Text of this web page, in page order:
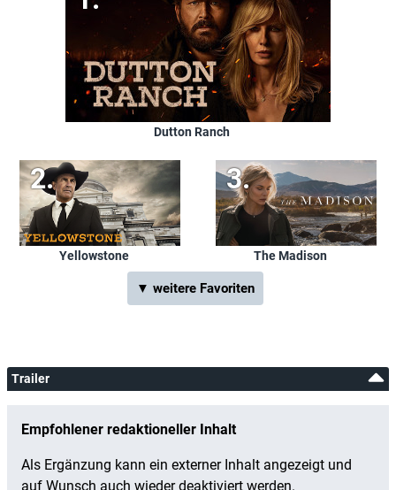
Dutton Ranch
Yellowstone The Madison
▼ weitere Favoriten
Trailer